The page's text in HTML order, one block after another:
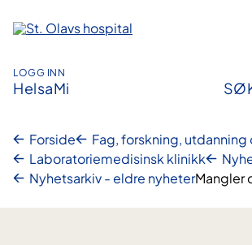
innhold
LOGG INN
HelsaMi
Forside
Fag, forskning,
Laboratoriemedisinsk klinikk
Nyhetsarkiv - eldre nyheterMangler